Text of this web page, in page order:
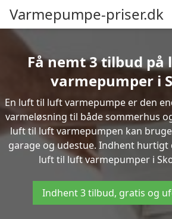
Varmepumpe-priser.dk
Få nemt 3 tilbud
varmepumper i
En luft til luft varmepumpe er den
varmeløsning til både sommerhus
luft til luft varmepumpen kan
garage og udestue. Indhent hurtigt
luft til luft varmepumper i
Indhent 3 tilbud, gratis og